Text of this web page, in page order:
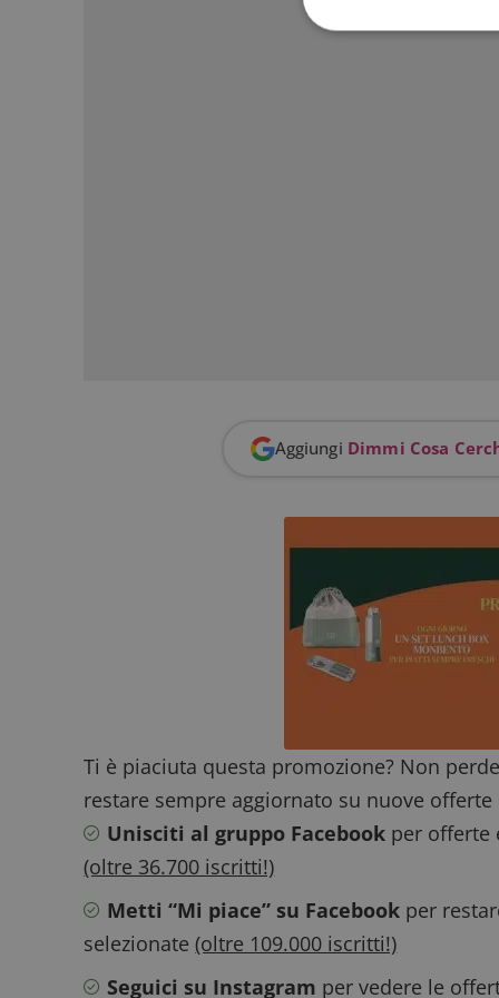
Aggiungi Dimmi Cosa
Ti è piaciuta questa promozione? Non
restare sempre aggiornato su nuove offerte
Unisciti al gruppo Facebook per offerte
(oltre 36.700 iscritti!)
Metti “Mi piace” su Facebook per
selezionate(oltre 109.000 iscritti!)
Seguici su Instagram per vedere le
__eoi
test_cookie